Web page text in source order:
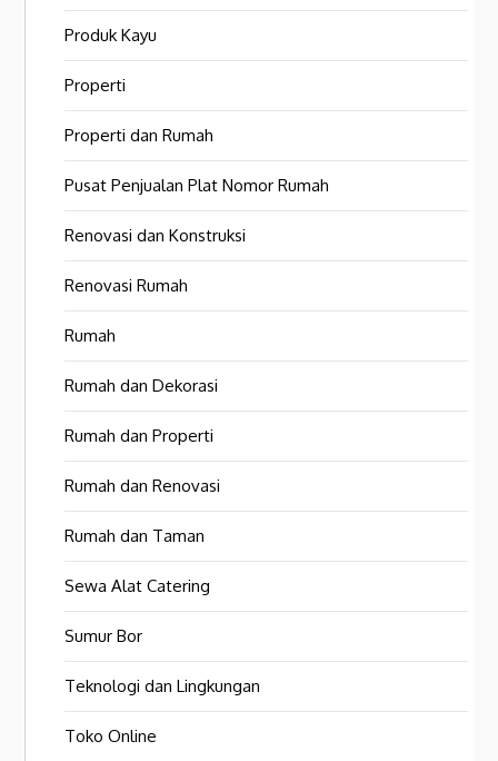
Produk Kayu
Properti
Properti dan Rumah
Pusat Penjualan Plat Nomor Rumah
Renovasi dan Konstruksi
Renovasi Rumah
Rumah
Rumah dan Dekorasi
Rumah dan Properti
Rumah dan Renovasi
Rumah dan Taman
Sewa Alat Catering
Sumur Bor
Teknologi dan Lingkungan
Toko Online